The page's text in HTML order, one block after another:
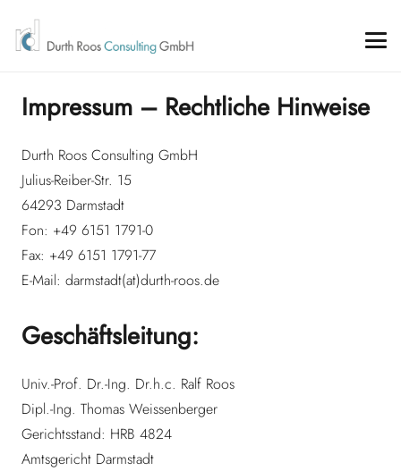
Impressum – Rechtliche Hinweise
Durth Roos Consulting GmbH
Julius-Reiber-Str. 15
64293 Darmstadt
Fon: +49 6151 1791-0
Fax: +49 6151 1791-77
E-Mail: darmstadt(at)durth-roos.de
Geschäftsleitung:
Univ.-Prof. Dr.-Ing. Dr.h.c. Ralf Roos
Dipl.-Ing. Thomas Weissenberger
Gerichtsstand: HRB 4824
Amtsgericht Darmstadt